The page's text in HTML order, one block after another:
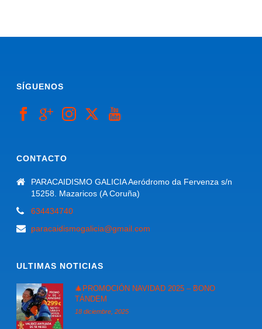
SÍGUENOS
CONTACTO
PARACAIDISMO GALICIA Aeródromo da Fervenza s/n
15258. Mazaricos (A Coruña)
634434740
paracaidismogalicia@gmail.com
ULTIMAS NOTICIAS
🎄PROMOCIÓN NAVIDAD 2025 – BONO
TÁNDEM
18 diciembre, 2025